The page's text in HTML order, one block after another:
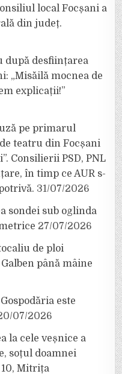
local Focșani a
din județ.
după desființarea
„Misăilă mocnea de
explicații!”
pe primarul
teatru din Focșani
Consilierii PSD, PNL
în timp ce AUR s-
31/07/2026
sondei sub oglinda
27/07/2026
de ploi
până mâine
este
07/2026
la cele veșnice a
soțul doamnei
Mitrița